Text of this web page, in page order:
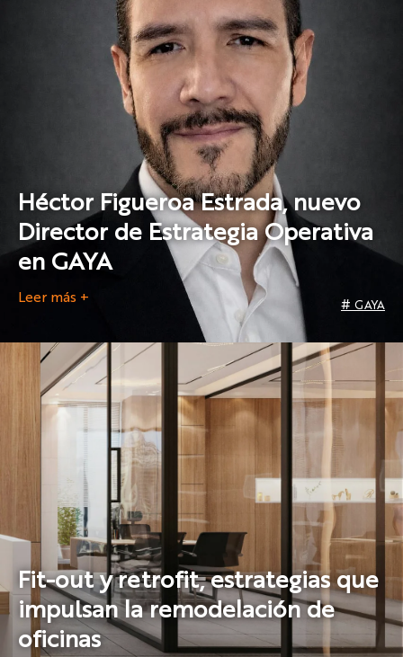
Héctor Figueroa Estrada, nuevo
Director de Estrategia Operativa
en GAYA
Leer más + # GAYA
Fit-out y retrofit, estrategias que
impulsan la remodelación de
oficinas